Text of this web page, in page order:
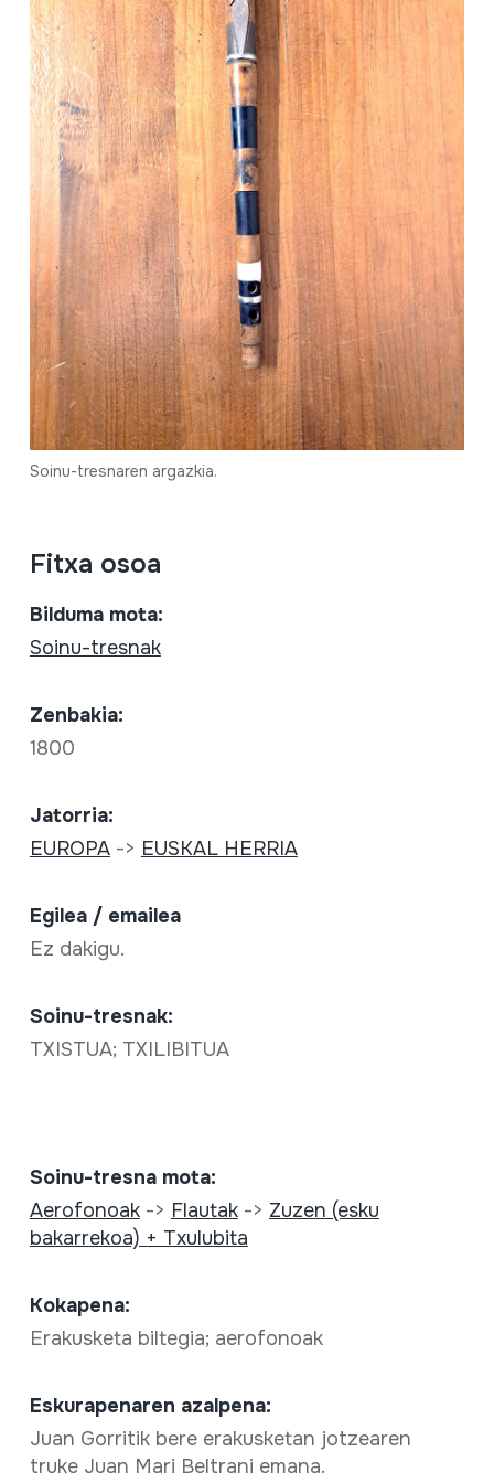
Soinu-tresnaren argazkia.
Fitxa osoa
Bilduma mota:
Soinu-tresnak
Zenbakia:
1800
Jatorria:
EUROPA-> EUSKAL HERRIA
Egilea / emailea
Ez dakigu.
Soinu-tresnak:
TXISTUA; TXILIBITUA
Soinu-tresna mota:
Aerofonoak-> Flautak-> Zuzen (esku
bakarrekoa) + Txulubita
Kokapena:
Erakusketa biltegia; aerofonoak
Eskurapenaren azalpena:
Juan Gorritik bere erakusketan jotzearen
truke Juan Mari Beltrani emana.